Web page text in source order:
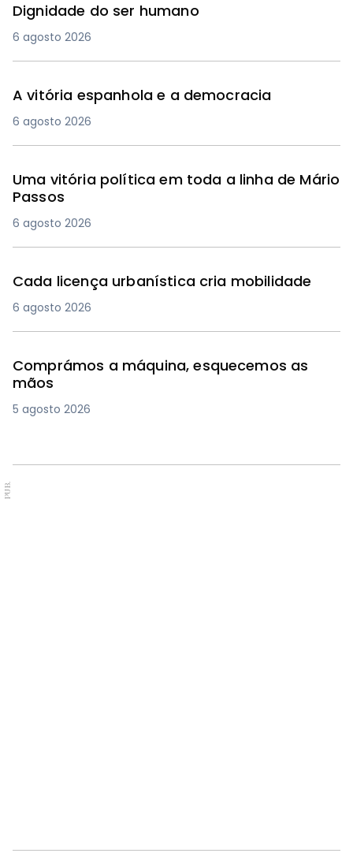
Dignidade do ser humano
6 agosto 2026
A vitória espanhola e a democracia
6 agosto 2026
Uma vitória política em toda a linha de Mário
Passos
6 agosto 2026
Cada licença urbanística cria mobilidade
6 agosto 2026
Comprámos a máquina, esquecemos as
mãos
5 agosto 2026
PUB.